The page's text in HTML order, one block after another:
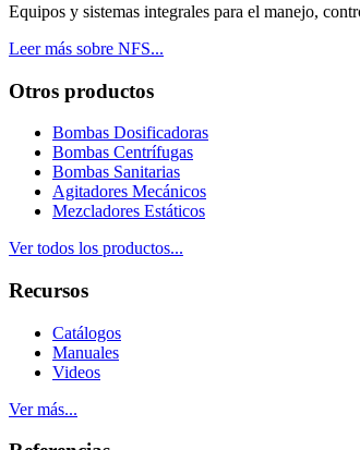
Equipos y sistemas integrales para el manejo,
Leer más sobre NFS...
Otros productos
Bombas Dosificadoras
Bombas Centrífugas
Bombas Sanitarias
Agitadores Mecánicos
Mezcladores Estáticos
Ver todos los productos...
Recursos
Catálogos
Manuales
Videos
Ver más...